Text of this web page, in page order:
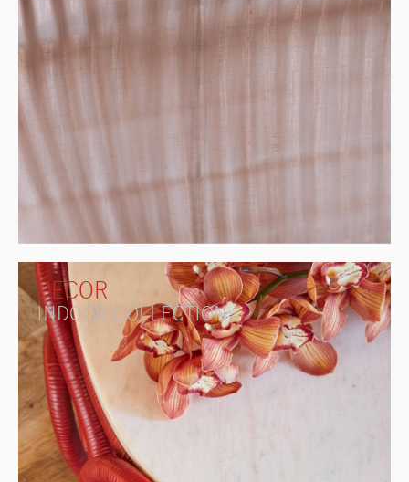
DECOR
INDOOR COLLECTION